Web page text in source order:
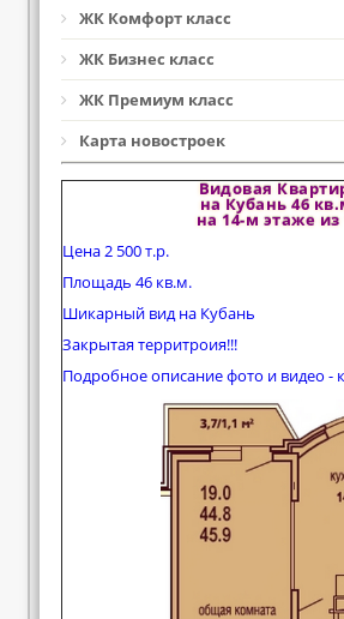
ЖК Комфорт класс
ЖК Бизнес класс
ЖК Премиум класс
Карта новостроек
Видовая
на Кубань 46
на 14-м этаже из
Цена 2 500 т.р.
Площадь 46 кв.м.
Шикарный вид на Кубань
Закрытая территроия!!!
Подробное описание фото и видео -